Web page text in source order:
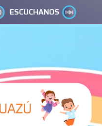
ESCUCHANOS